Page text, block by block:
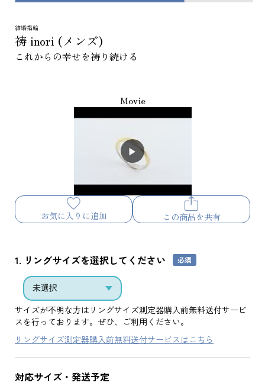
結婚指輪
祷 inori (メンズ)
これからの幸せを祷り続ける
Movie
お気に入りに追加 この商品を共有
1. リングサイズを選択してください
サイズが不明な方はリングサイズ測定器購入前無料送付サービ
スを行っております。ぜひ、ご利用ください。
リングサイズ測定器購入前無料送付サービスはこちら
対応サイズ・発送予定